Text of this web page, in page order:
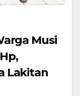
Musi
Lakitan